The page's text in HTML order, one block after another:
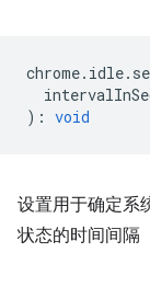
chrome. idle.
) : void
设置用于确定系
状态的时间间隔